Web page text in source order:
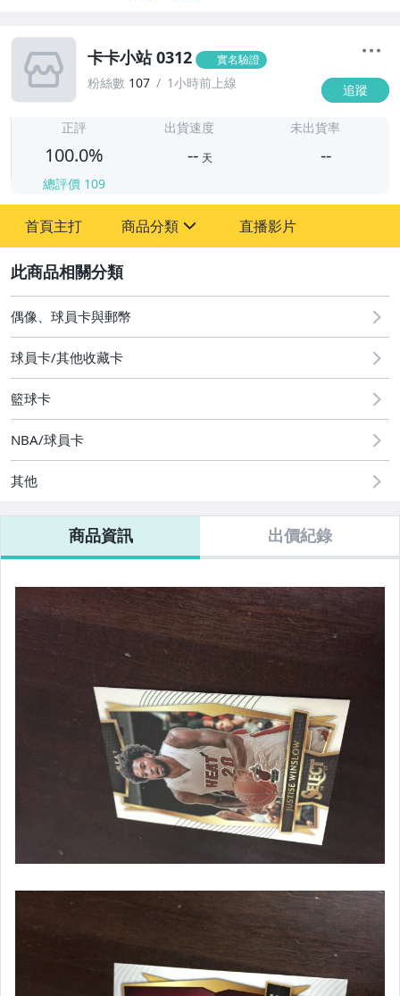
卡卡小站 0312 實名驗證
粉絲數 107 1小時前上線 追蹤
正評
100.0%
總評價 109
出貨速度
-- 天
未出貨率
--
首頁主打 商品分類
偶像、球員卡與郵幣
直播影片
偶像、球員卡與郵幣
球員卡/其他收藏卡
籃球卡
NBA/球員卡
其他
商品資訊 出價紀錄